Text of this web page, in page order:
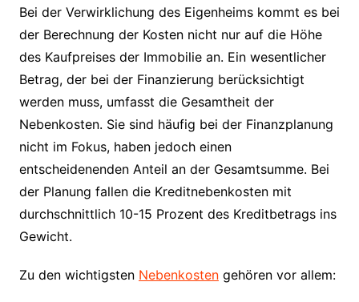
Bei der Verwirklichung des Eigenheims kommt es bei
der Berechnung der Kosten nicht nur auf die Höhe
des Kaufpreises der Immobilie an. Ein wesentlicher
Betrag, der bei der Finanzierung berücksichtigt
werden muss, umfasst die Gesamtheit der
Nebenkosten. Sie sind häufig bei der Finanzplanung
nicht im Fokus, haben jedoch einen
entscheidenenden Anteil an der Gesamtsumme. Bei
der Planung fallen die Kreditnebenkosten mit
durchschnittlich 10-15 Prozent des Kreditbetrags ins
Gewicht.
Zu den wichtigsten Nebenkostengehören vor allem: